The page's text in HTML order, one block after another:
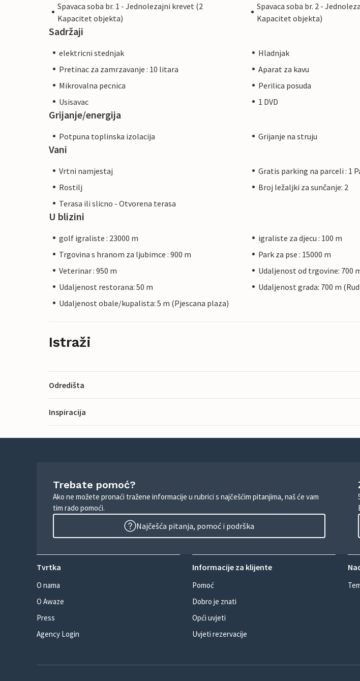
Spavaca soba br. 1 - Jednolezajni krevet (2
Kapacitet objekta)
Spavaca soba br. 2 -
Kapacitet objekta)
Sadržaji
elektricni stednjak
Hladnjak
Pretinac za zamrzavanje : 10 litara
Aparat za kavu
Mikrovalna pecnica
Perilica posuda
Usisavac
1 DVD
Grijanje/energija
Potpuna toplinska izolacija Grijanje na struju
Vani
Vrtni namjestaj
Gratis parking na parceli : 1
Rostilj
Broj ležaljki za sunčanje: 2
Terasa ili slicno - Otvorena terasa
U blizini
golf igraliste : 23000 m
igraliste za djecu : 100 m
Trgovina s hranom za ljubimce : 900 m
Park za pse : 15000 m
Veterinar : 950 m
Udaljenost od trgovine: 700
Udaljenost restorana: 50 m
Udaljenost grada: 700 m
Udaljenost obale/kupalista: 5 m (Pjescana plaza)
Istraži
Odredišta
Inspiracija
Trebate pomoć?
Ako ne možete pronaći tražene informacije u rubrici s najčešćim pitanjima, naš će vam
tim rado pomoći.
Najčešća pitanja, pomoć i podrška
Tvrtka
O nama
O Awaze
Press
Agency Login
Informacije za klijente
Pomoć
Dobro je znati
Opći uvjeti
Uvjeti rezervacije